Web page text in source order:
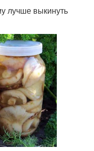
лучше выкинуть